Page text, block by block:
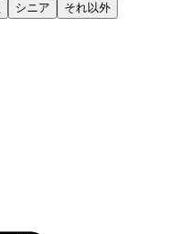
シニア
それ以外